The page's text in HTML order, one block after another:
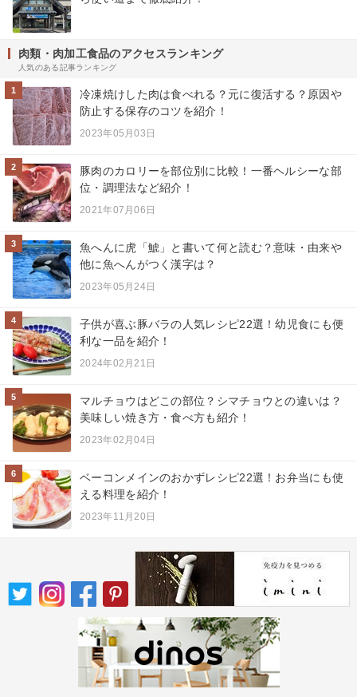
肉類・肉加工食品のアクセスランキング
人気のある記事ランキング
1
冷凍焼けした肉は食べれる？元に復活する？原因や
防止する保存のコツを紹介！
2023年05月03日
2
豚肉のカロリーを部位別に比較！一番ヘルシーな部
位・調理法など紹介！
2021年07月06日
3
魚へんに虎「鯱」と書いて何と読む？意味・由来や
他に魚へんがつく漢字は？
2023年05月24日
4
子供が喜ぶ豚バラの人気レシピ22選！幼児食にも便
利な一品を紹介！
2024年02月21日
5
マルチョウはどこの部位？シマチョウとの違いは？
美味しい焼き方・食べ方も紹介！
2023年02月04日
6
ベーコンメインのおかずレシピ22選！お弁当にも使
える料理を紹介！
2023年11月20日